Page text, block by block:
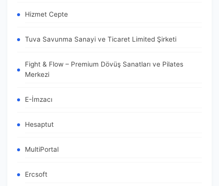
Hizmet Cepte
Tuva Savunma Sanayi ve Ticaret Limited Şirketi
Fight & Flow – Premium Dövüş Sanatları ve Pilates
Merkezi
E-İmzacı
Hesaptut
MultiPortal
Ercsoft